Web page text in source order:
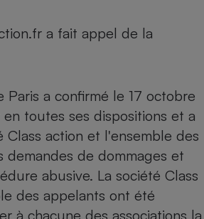
a fait appel de la
Paris a confirmé le 17 octobre
toutes ses dispositions et a
action et l'ensemble des
demandes de dommages et
abusive. La société Class
des appelants ont été
à chacune des associations la